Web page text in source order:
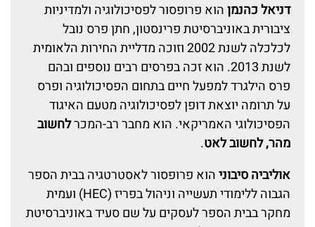
דניאל כהנמןהוא פרופסור לפסיכולוגיה ולמדיניות
ציבורית באוניברסיטת פרינסטון, חתן פרס נובל
לכלכלה לשנת 2002 וזוכה מדליית החירות הלאומית
לשנת 2013. הוא זכה בפרסים רבים נוספים ובהם
פרס הילגרד למפעל חיים בתחום הפסיכולוגיה ופרס
על תרומה יוצאת דופן לפסיכולוגיה מטעם האיגוד
הפסיכולוגי האמריקאי. הוא מחבר רב-המכרלחשוב
מהר, לחשוב לאט.
אוליביה סיבוניהוא פרופסור לאסטרטגיה בבית הספר
הגבוה ללימודי תעשייה וניהול בפריז (HEC) ועמית
מחקר בבית הספר לעסקים על שם סעיד באוניברסיטת